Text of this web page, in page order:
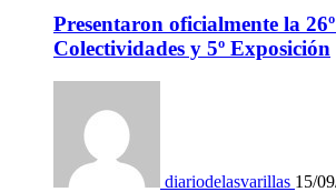
Presentaron oficialmente la
Colectividades y 5º Exposición
diariodelasvarillas 15/